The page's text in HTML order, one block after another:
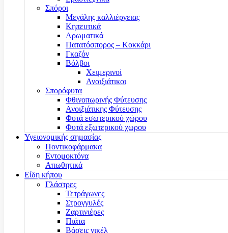
Σπόροι
Μεγάλης καλλιέργειας
Κηπευτικά
Αρωματικά
Πατατόσπορος – Κοκκάρι
Γκαζόν
Βόλβοι
Χειμερινοί
Ανοιξιάτικοι
Σπορόφυτα
Φθινοπωρινής Φύτευσης
Ανοιξιάτικης Φύτευσης
Φυτά εσωτερικού χώρου
Φυτά εξωτερικού χωρου
Υγειονομικής σημασίας
Ποντικοφάρμακα
Εντομοκτόνα
Απωθητικά
Είδη κήπου
Γλάστρες
Τετράγωνες
Στρογγυλές
Ζαρτινιέρες
Πιάτα
Βάσεις νικέλ